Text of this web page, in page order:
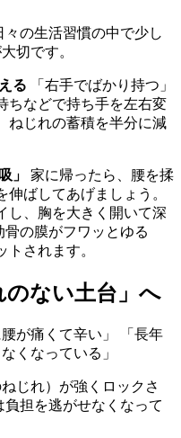
の生活習慣の中で少し
切です。
る 「右手でばかり持つ」
ちなどで持ち手を左右変
ねじれの蓄積を半分に減
」
家に帰ったら、腰を揉
ばしてあげましょう。
し、胸を大きく開いて深
の膜がフワッとゆる
されます。
ない土台」へ
が痛くて辛い」 「長年
くなっている」
じれ）が強くロックさ
担を逃がせなくなって